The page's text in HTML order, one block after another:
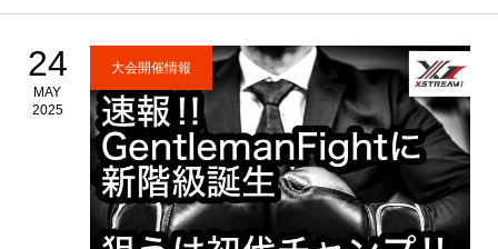
24
MAY
2025
大会開催情報